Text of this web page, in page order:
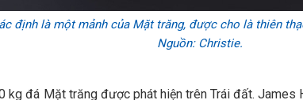
định là một mảnh của Mặt trăng, được cho là thiên
Nguồn: Christie.
kg đá Mặt trăng được phát hiện trên Trái đất.